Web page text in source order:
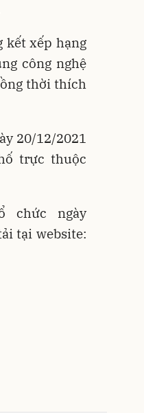
kết xếp hạng
công nghệ
thời thích
20/12/2021
trực thuộc
chức ngày
tại website: